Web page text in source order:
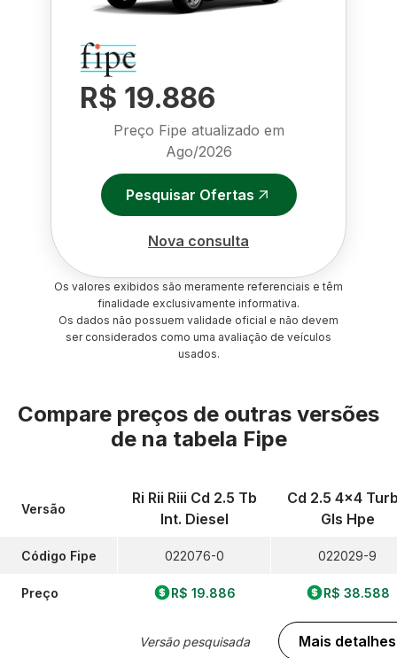
R$ 19.886
Preço Fipe atualizado em
Ago/2026
Pesquisar Ofertas
Nova consulta
Os valores exibidos são meramente referenciais e têm
finalidade exclusivamente informativa.
Os dados não possuem validade oficial e não devem
ser considerados como uma avaliação de veículos
usados.
Compare preços de outras versões
de na tabela Fipe
Versão
Código Fipe
Preço
Ri Rii Riii Cd 2.5 Tb
Int. Diesel
022076-0
R$ 19.886
Versão pesquisada
Cd 2.5 4x4
Gls Hpe
022029-9
R$ 38.588
Mais detalhes